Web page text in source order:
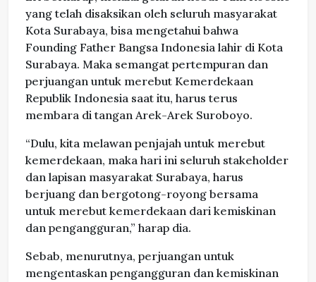
yang telah disaksikan oleh seluruh masyarakat
Kota Surabaya, bisa mengetahui bahwa
Founding Father Bangsa Indonesia lahir di Kota
Surabaya. Maka semangat pertempuran dan
perjuangan untuk merebut Kemerdekaan
Republik Indonesia saat itu, harus terus
membara di tangan Arek-Arek Suroboyo.
“Dulu, kita melawan penjajah untuk merebut
kemerdekaan, maka hari ini seluruh stakeholder
dan lapisan masyarakat Surabaya, harus
berjuang dan bergotong-royong bersama
untuk merebut kemerdekaan dari kemiskinan
dan pengangguran,” harap dia.
Sebab, menurutnya, perjuangan untuk
mengentaskan pengangguran dan kemiskinan